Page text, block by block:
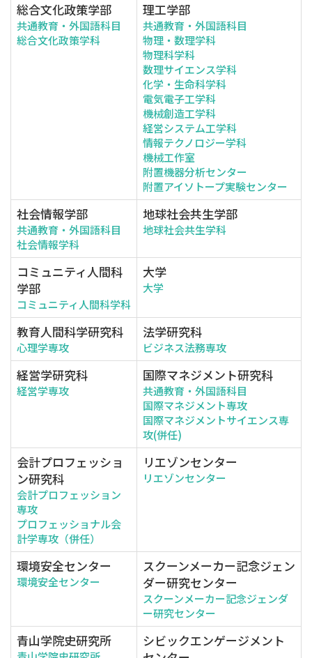
総合文化政策学部
共通教育・外国語科目
総合文化政策学科
理工学部
共通教育・外国語科目
物理・数理学科
物理科学科
数理サイエンス学科
化学・生命科学科
電気電子工学科
機械創造工学科
経営システム工学科
情報テクノロジー学科
機械工作室
附置機器分析センター
附置アイソトープ実験センター
社会情報学部
共通教育・外国語科目
社会情報学科
地球社会共生学部
地球社会共生学科
コミュニティ人間科
学部
コミュニティ人間科学科
大学
大学
教育人間科学研究科
心理学専攻
法学研究科
ビジネス法務専攻
経営学研究科
経営学専攻
国際マネジメント研究科
共通教育・外国語科目
国際マネジメント専攻
国際マネジメントサイエンス専
攻(併任)
会計プロフェッショ
ン研究科
会計プロフェッション
専攻
プロフェッショナル会
計学専攻（併任）
リエゾンセンター
リエゾンセンター
環境安全センター
環境安全センター
スクーンメーカー記念ジェン
ダー研究センター
スクーンメーカー記念ジェンダ
ー研究センター
青山学院史研究所
シビックエンゲージメント